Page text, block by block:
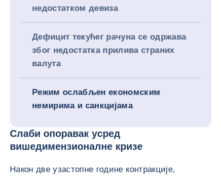
недостатком девиза
Дефицит текућег рачуна се одржава
због недостатка прилива страних
валута
Режим ослабљен економским
немирима и санкцијама
Слаби опоравак усред
вишедимензионалне кризе
Након две узастопне године контракције,